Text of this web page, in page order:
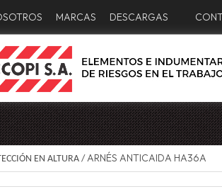
MARCAS DESCARGAS
EN ALTURA / ARNÉS ANTICAIDA HA36A